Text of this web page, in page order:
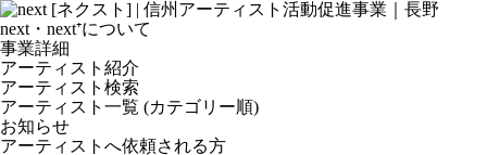
next・next⁺について
事業詳細
アーティスト紹介
アーティスト検索
アーティスト一覧 (カテゴリー順)
お知らせ
アーティストへ依頼される方